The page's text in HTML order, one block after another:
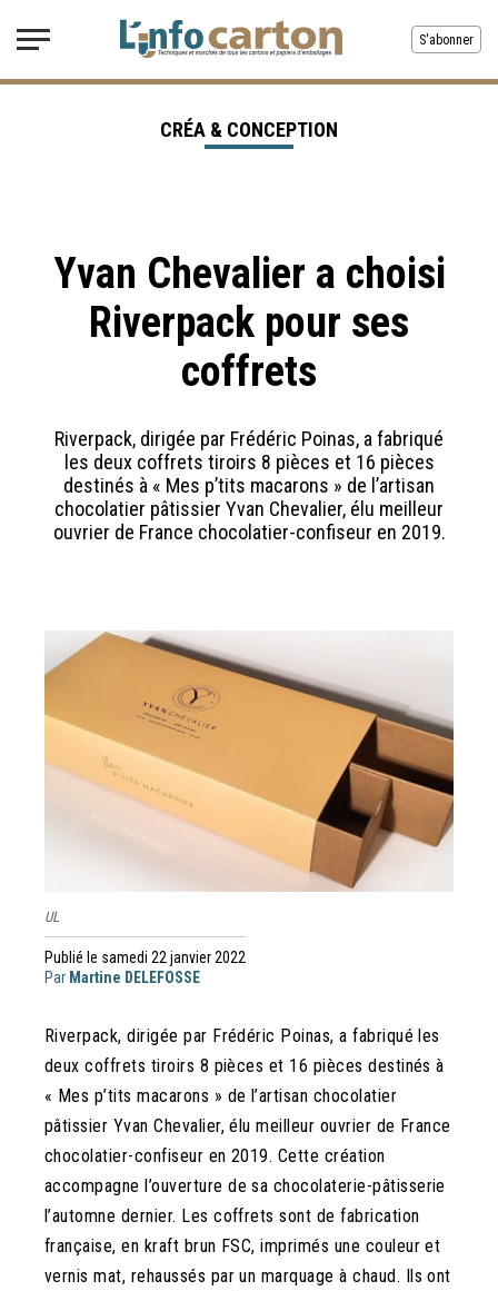
S'abonner
Yvan Chevalier a choisi
Riverpack pour ses
coffrets
Riverpack, dirigée par Frédéric Poinas, a fabriqué
les deux coffrets tiroirs 8 pièces et 16 pièces
destinés à « Mes p’tits macarons » de l’artisan
chocolatier pâtissier Yvan Chevalier, élu meilleur
ouvrier de France chocolatier-confiseur en 2019.
CRÉA & CONCEPTION
Publié le samedi 22 janvier 2022
Par Martine DELEFOSSE
UL
Riverpack, dirigée par Frédéric Poinas, a fabriqué les
deux coffrets tiroirs 8 pièces et 16 pièces destinés à
« Mes p’tits macarons » de l’artisan chocolatier
pâtissier Yvan Chevalier, élu meilleur ouvrier de France
chocolatier-confiseur en 2019. Cette création
accompagne l’ouverture de sa chocolaterie-pâtisserie
l’automne dernier. Les coffrets sont de fabrication
française, en kraft brun FSC, imprimés une couleur et
vernis mat, rehaussés par un marquage à chaud. Ils ont